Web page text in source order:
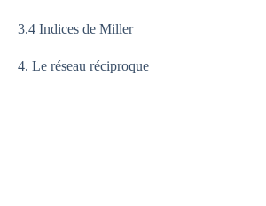
3.4 Indices de Miller
4. Le réseau réciproque